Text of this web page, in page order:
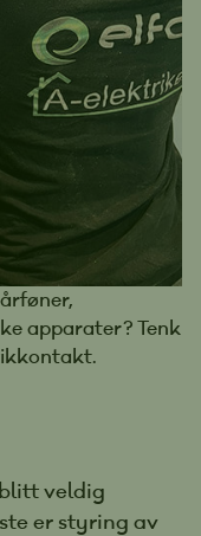
apparater? Tenk
veldig
er styring av